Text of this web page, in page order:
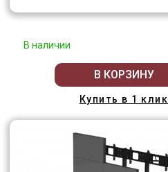
В наличии
В КОРЗИНУ
Купить в 1 клик